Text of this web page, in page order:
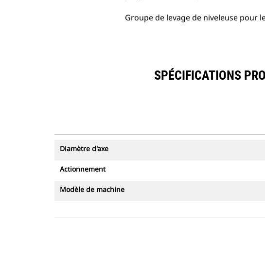
Groupe de levage de niveleuse pour
SPÉCIFICATIONS
Diamètre d'axe
Actionnement
Modèle de machine